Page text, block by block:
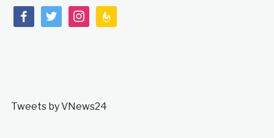
facebooktwitterinstagramfeedburner
Tweets by VNews24